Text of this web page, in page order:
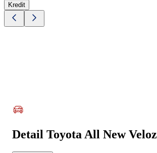
Kredit
Detail Toyota All New Veloz